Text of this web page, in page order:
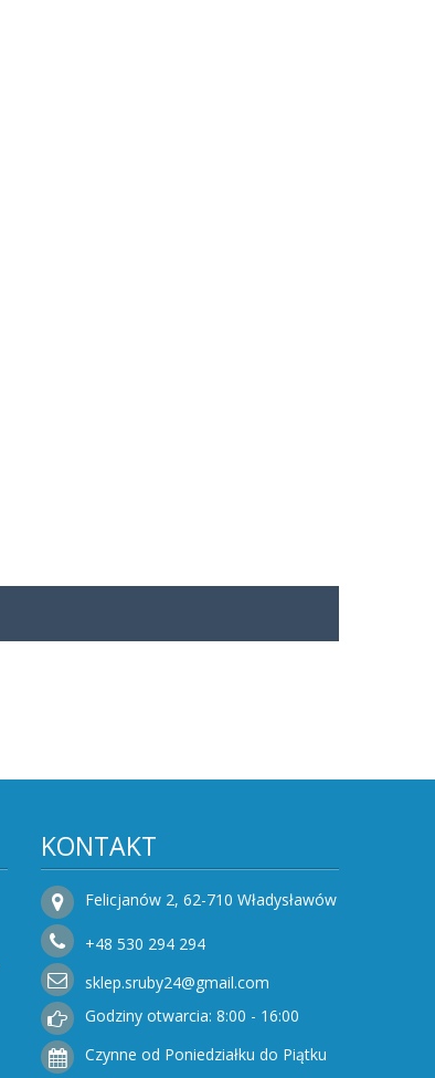
KONTAKT
Felicjanów 2, 62-710 Władysławów
+48 530 294 294
sklep.sruby24@gmail.com
Godziny otwarcia: 8:00 - 16:00
Czynne od Poniedziałku do Piątku